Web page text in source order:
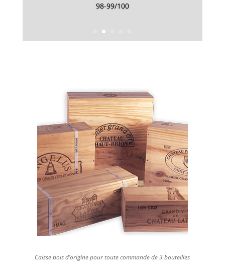
98-99/100
Caisse bois d’origine pour toute commande de 3 bouteilles